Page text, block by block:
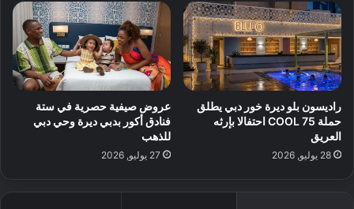
راديسون بلو ديرة خور دبي يطلق
حملة 75 COOL احتفالا بإرثه
العريق
28 يوليو, 2026
عروض صيفية حصرية في ستة
فنادق أكور بدبي ديرة وحي دبي
للذهب
27 يوليو, 2026